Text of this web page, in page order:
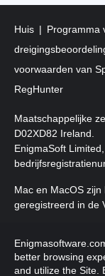
Huis Programma
voorwaarden van
RegHunter
Maatschappelijke
D02XD82 Ireland.
EnigmaSoft
Mac en MacOS
geregistreerd in de
voorbehouden.
better browsing
and utilize the Site.